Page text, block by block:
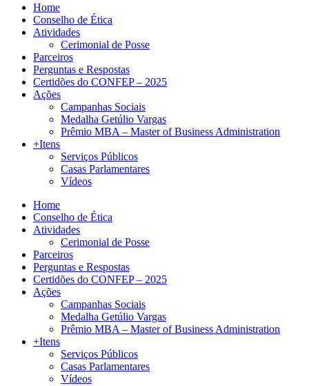
Home
Conselho de Ética
Atividades
Cerimonial de Posse
Parceiros
Perguntas e Respostas
Certidões do CONFEP – 2025
Ações
Campanhas Sociais
Medalha Getúlio Vargas
Prêmio MBA – Master of Business Administration
+Itens
Serviços Públicos
Casas Parlamentares
Vídeos
Home
Conselho de Ética
Atividades
Cerimonial de Posse
Parceiros
Perguntas e Respostas
Certidões do CONFEP – 2025
Ações
Campanhas Sociais
Medalha Getúlio Vargas
Prêmio MBA – Master of Business Administration
+Itens
Serviços Públicos
Casas Parlamentares
Vídeos